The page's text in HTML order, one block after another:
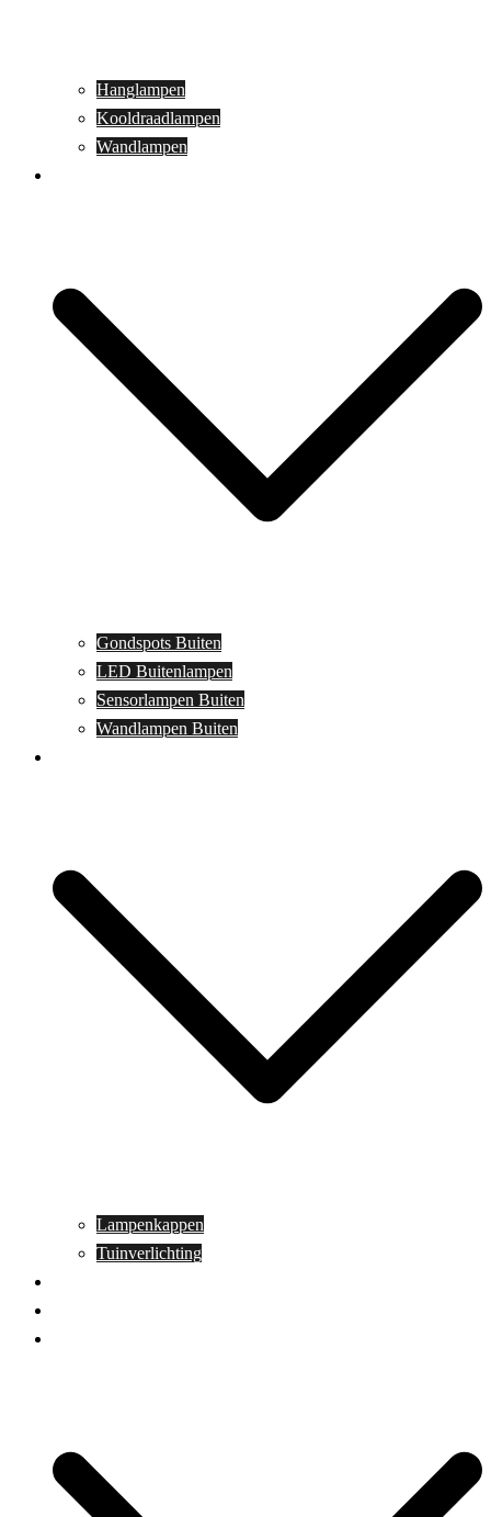
Hanglampen
Kooldraadlampen
Wandlampen
Gondspots Buiten
LED Buitenlampen
Sensorlampen Buiten
Wandlampen Buiten
Lampenkappen
Tuinverlichting